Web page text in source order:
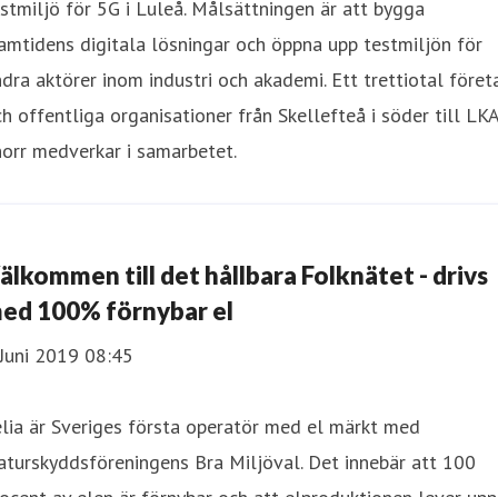
för 5G i Luleå. Målsättningen är att bygga
digitala lösningar och öppna upp testmiljön för
aktörer inom industri och akademi. Ett trettiotal
offentliga organisationer från Skellefteå i söder till
medverkar i samarbetet.
till det hållbara Folknätet - drivs
100% förnybar el
2019 08:45
är Sveriges första operatör med el märkt med
Bra Miljöval. Det innebär att 100